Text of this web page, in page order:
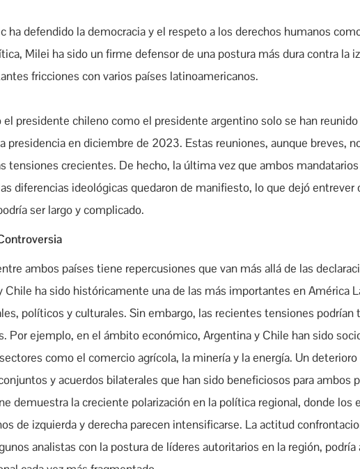
ha defendido la democracia y el respeto a los derechos humanos
Milei ha sido un firme defensor de una postura más dura contra la
fricciones con varios países latinoamericanos.
presidente chileno como el presidente argentino solo se han
presidencia en diciembre de 2023. Estas reuniones, aunque breves,
tensiones crecientes. De hecho, la última vez que ambos
diferencias ideológicas quedaron de manifiesto, lo que dejó entrever
ser largo y complicado.
ambos países tiene repercusiones que van más allá de las
Chile ha sido históricamente una de las más importantes en América
políticos y culturales. Sin embargo, las recientes tensiones podrían
Por ejemplo, en el ámbito económico, Argentina y Chile han sido
como el comercio agrícola, la minería y la energía. Un deterioro
y acuerdos bilaterales que han sido beneficiosos para ambos
demuestra la creciente polarización en la política regional, donde los
de izquierda y derecha parecen intensificarse. La actitud
analistas con la postura de líderes autoritarios en la región, podría